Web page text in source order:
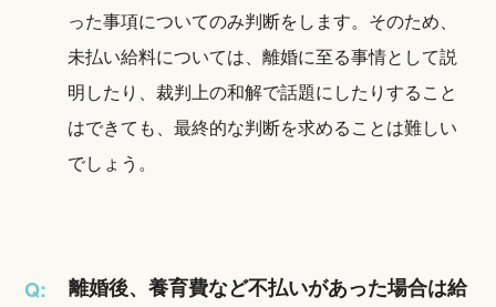
った事項についてのみ判断をします。そのため、
未払い給料については、離婚に至る事情として説
明したり、裁判上の和解で話題にしたりすること
はできても、最終的な判断を求めることは難しい
でしょう。
Q:
離婚後、養育費など不払いがあった場合は給